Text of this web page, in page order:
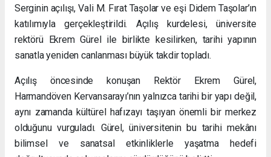
Serginin açılışı, Vali M. Fırat Taşolar ve eşi Didem Taşolar’ın
katılımıyla gerçekleştirildi. Açılış kurdelesi, üniversite
rektörü Ekrem Gürel ile birlikte kesilirken, tarihi yapının
sanatla yeniden canlanması büyük takdir topladı.
Açılış öncesinde konuşan Rektör Ekrem Gürel,
Harmandöven Kervansarayı’nın yalnızca tarihi bir yapı değil,
aynı zamanda kültürel hafızayı taşıyan önemli bir merkez
olduğunu vurguladı. Gürel, üniversitenin bu tarihi mekânı
bilimsel ve sanatsal etkinliklerle yaşatma hedefi